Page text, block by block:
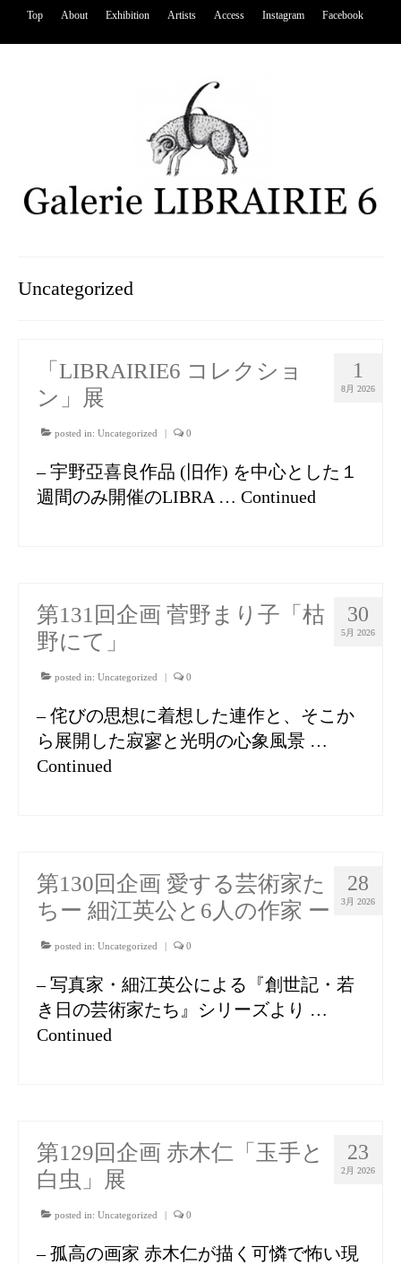
Top About Exhibition Artists Access Instagram Facebook
Uncategorized
1
8月 2026
「LIBRAIRIE6 コレクショ
ン」展
posted in: Uncategorized | 0
– 宇野亞喜良作品 (旧作) を中心とした１
週間のみ開催のLIBRA … Continued
30
5月 2026
第131回企画 菅野まり子「枯
野にて」
posted in: Uncategorized | 0
– 侘びの思想に着想した連作と、そこか
ら展開した寂寥と光明の心象風景 …
Continued
28
3月 2026
第130回企画 愛する芸術家た
ちー 細江英公と6人の作家 ー
posted in: Uncategorized | 0
– 写真家・細江英公による『創世記・若
き日の芸術家たち』シリーズより …
Continued
23
2月 2026
第129回企画 赤木仁「玉手と
白虫」展
posted in: Uncategorized | 0
– 孤高の画家 赤木仁が描く可憐で怖い現